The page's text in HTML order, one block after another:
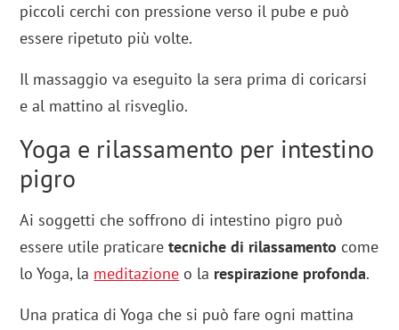
piccoli cerchi con pressione verso il pube e può
essere ripetuto più volte.
Il massaggio va eseguito la sera prima di coricarsi
e al mattino al risveglio.
Yoga e rilassamento per intestino
pigro
Ai soggetti che soffrono di intestino pigro può
essere utile praticaretecniche di rilassamento come
lo Yoga, la meditazione o la respirazione profonda.
Una pratica di Yoga che si può fare ogni mattina